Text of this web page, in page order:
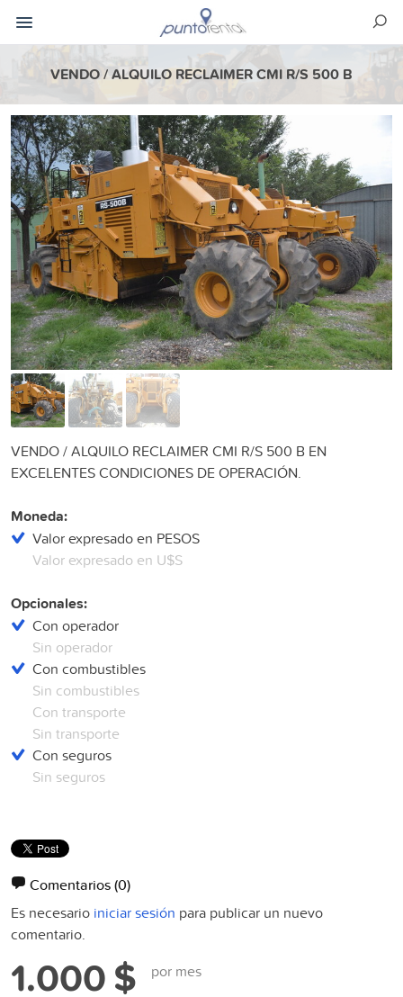
VENDO / ALQUILO RECLAIMER CMI R/S 500 B
VENDO / ALQUILO RECLAIMER CMI R/S 500 B EN
EXCELENTES CONDICIONES DE OPERACIÓN.
Moneda:
Valor expresado en PESOS
Valor expresado en U$S
Opcionales:
Con operador
Sin operador
Con combustibles
Sin combustibles
Con transporte
Sin transporte
Con seguros
Sin seguros
Comentarios(0)
Es necesario iniciar sesión para publicar un nuevo
comentario.
1.000 $ por mes